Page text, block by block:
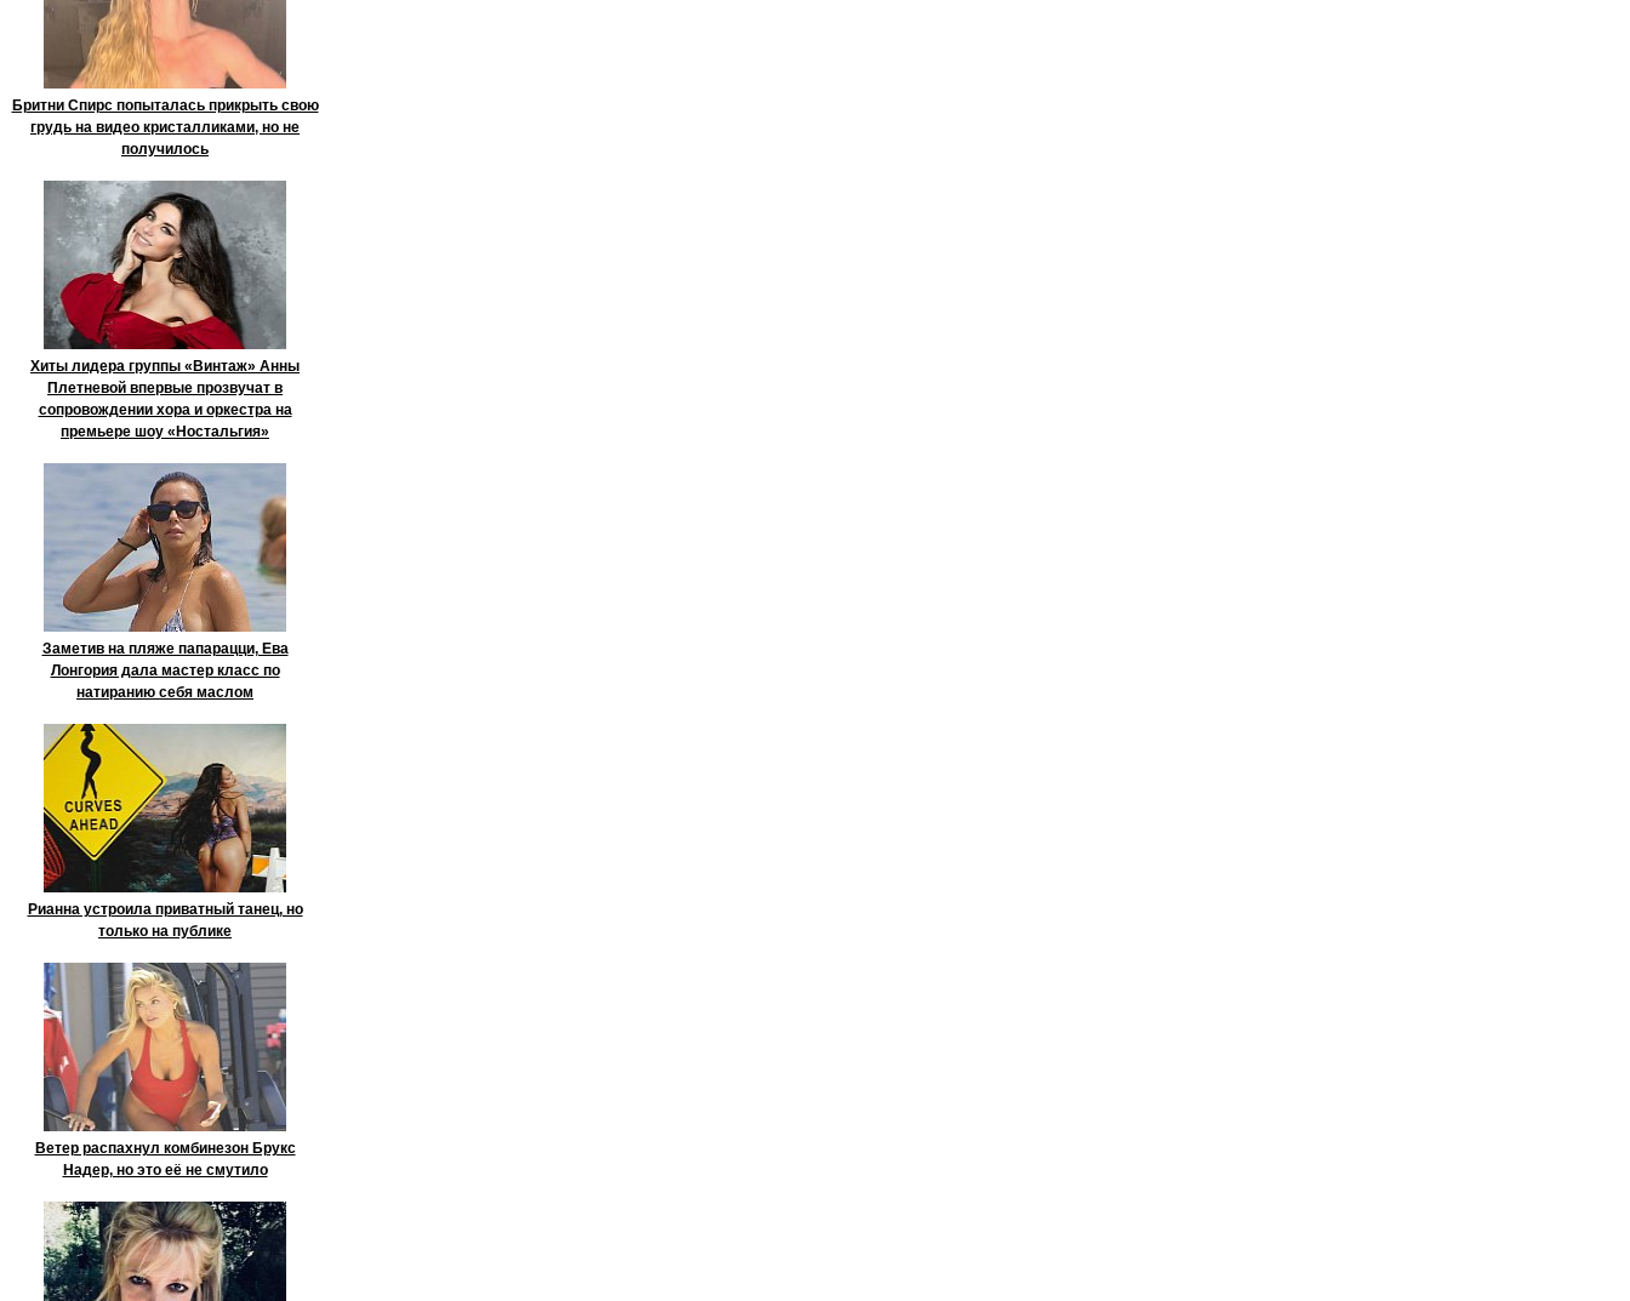
Бритни Спирс попыталась прикрыть свою
грудь на видео кристалликами, но не
получилось
Хиты лидера группы «Винтаж» Анны
Плетневой впервые прозвучат в
сопровождении хора и оркестра на
премьере шоу «Ностальгия»
Заметив на пляже папарацци, Ева
Лонгория дала мастер класс по
натиранию себя маслом
Рианна устроила приватный танец, но
только на публике
Ветер распахнул комбинезон Брукс
Надер, но это её не смутило